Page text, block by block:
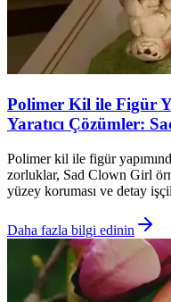
Polimer Kil ile Figür
Yaratıcı Çözümler:
Polimer kil ile figür
zorluklar, Sad Clown Girl
yüzey koruması ve detay
Daha fazla bilgi edinin